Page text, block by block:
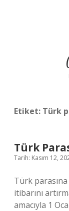
Etiket: Türk
Türk
Tarih: Kasım 12,
Türk
itibarını
amacıyla 1